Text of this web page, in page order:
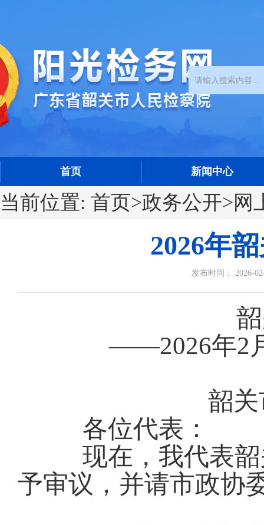
首页 新闻中心
当前位置: 首页>政务公开>网
2026年
发布时间： 2026-
——2026年2
韶
各位代表：
现在， 我代表
予审议，并请市政协